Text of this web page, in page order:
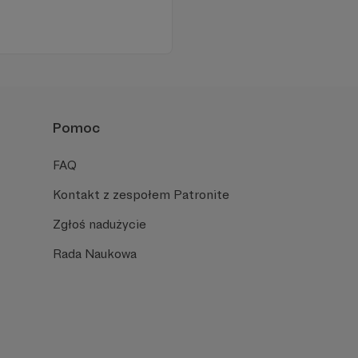
Pomoc
FAQ
Kontakt z zespołem Patronite
Zgłoś nadużycie
Rada Naukowa